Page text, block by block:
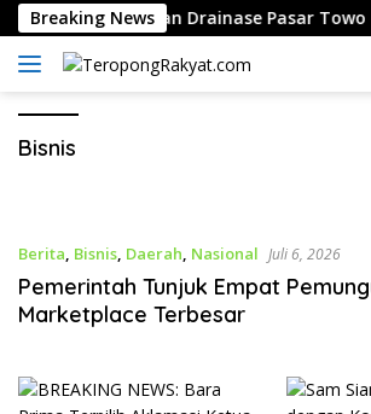
Langsung
ke
konten
Breaking News
Perbaikan Drainase Pasar Towo
Bisnis
Berita, Bisnis, Daerah, Nasional Juli 6, 2026
Pemerintah Tunjuk Empat
Marketplace Terbesar